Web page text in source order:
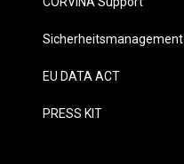
Sicherheitsmanagement
EU DATA ACT
PRESS KIT